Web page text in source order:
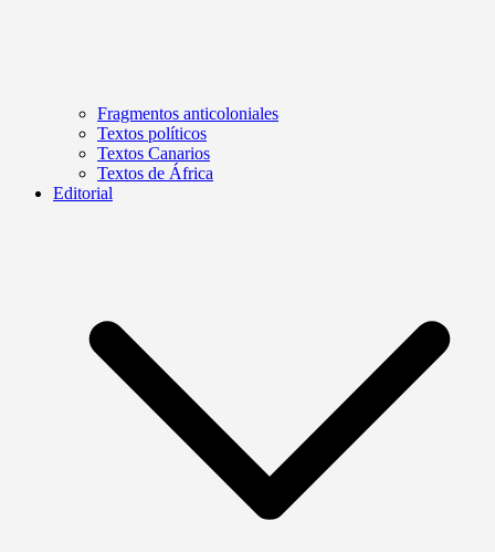
Fragmentos anticoloniales
Textos políticos
Textos Canarios
Textos de África
Editorial